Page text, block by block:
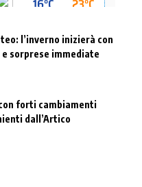
l’inverno inizierà con
e sorprese immediate
forti cambiamenti
dall’Artico